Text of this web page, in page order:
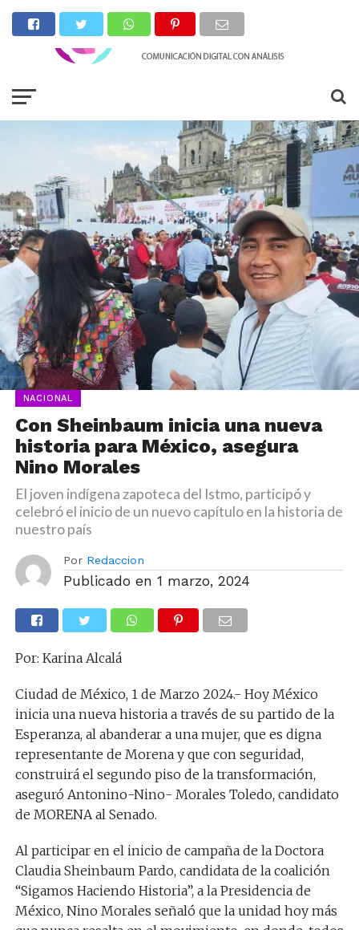
NACIONAL
Con Sheinbaum inicia una nueva
historia para México, asegura
Nino Morales
El joven indígena zapoteca del Istmo, participó y
celebró el inicio de un nuevo capítulo en la historia de
nuestro país
Por Redaccion
Publicado en 1 marzo, 2024
Por: Karina Alcalá
Ciudad de México, 1 de Marzo 2024.- Hoy México
inicia una nueva historia a través de su partido de la
Esperanza, al abanderar a una mujer, que es digna
representante de Morena y que con seguridad,
construirá el segundo piso de la transformación,
aseguró Antonino-Nino- Morales Toledo, candidato
de MORENA al Senado.
Al participar en el inicio de campaña de la Doctora
Claudia Sheinbaum Pardo, candidata de la coalición
“Sigamos Haciendo Historia”, a la Presidencia de
México, Nino Morales señaló que la unidad hoy más